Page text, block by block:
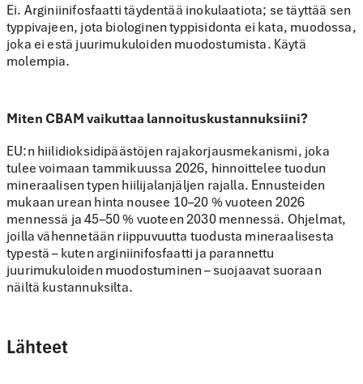
Ei. Arginiinifosfaatti täydentää inokulaatiota; se täyttää sen
typpivajeen, jota biologinen typpisidonta ei kata, muodossa,
joka ei estä juurimukuloiden muodostumista. Käytä
molempia.
Miten CBAM vaikuttaa lannoituskustannuksiini?
EU:n hiilidioksidipäästöjen rajakorjausmekanismi, joka
tulee voimaan tammikuussa 2026, hinnoittelee tuodun
mineraalisen typen hiilijalanjäljen rajalla. Ennusteiden
mukaan urean hinta nousee 10–20 % vuoteen 2026
mennessä ja 45–50 % vuoteen 2030 mennessä. Ohjelmat,
joilla vähennetään riippuvuutta tuodusta mineraalisesta
typestä – kuten arginiinifosfaatti ja parannettu
juurimukuloiden muodostuminen – suojaavat suoraan
näiltä kustannuksilta.
Lähteet